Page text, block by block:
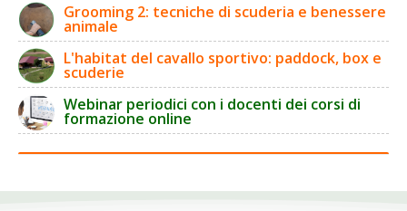
Grooming 2: tecniche di scuderia e benessere
animale
L'habitat del cavallo sportivo: paddock, box e
scuderie
Webinar periodici con i docenti dei corsi di
formazione online